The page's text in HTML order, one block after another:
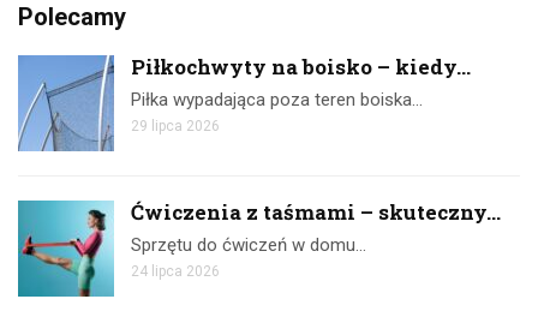
Polecamy
Piłkochwyty na boisko – kiedy...
Piłka wypadająca poza teren boiska…
29 lipca 2026
Ćwiczenia z taśmami – skuteczny...
Sprzętu do ćwiczeń w domu…
24 lipca 2026